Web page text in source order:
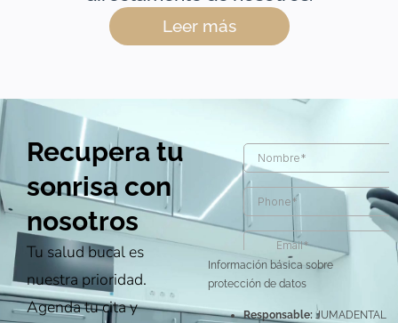
Leer más
Recupera tu
sonrisa con
nosotros
Tu salud bucal es
nuestra prioridad.
Agenda tu cita y
Información básica sobre
protección de datos
Responsable: JUMADENTAL